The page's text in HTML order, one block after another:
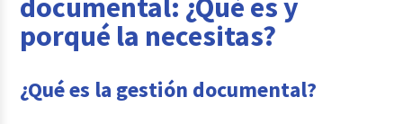
Herramientas tecnológicas para la gestión
documental
Estandariza tus procesos y cumple con las
normas
documental: ¿Qué es y
porqué la necesitas?
¿Qué es la gestión documental?